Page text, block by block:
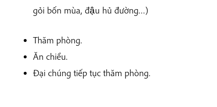
gỏi bốn mùa, đậu hủ đường…)
Thăm phòng.
Ăn chiều.
Đại chúng tiếp tục thăm phòng.